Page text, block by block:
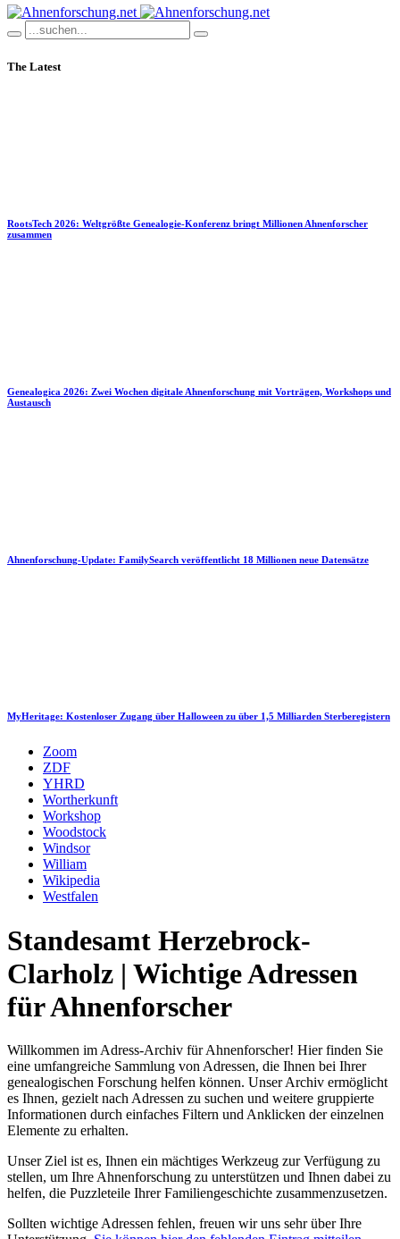
The Latest
RootsTech 2026: Weltgrößte Genealogie-Konferenz bringt Millionen Ahnenforscher
zusammen
Genealogica 2026: Zwei Wochen digitale Ahnenforschung mit Vorträgen, Workshops und
Austausch
Ahnenforschung-Update: FamilySearch veröffentlicht 18 Millionen neue Datensätze
MyHeritage: Kostenloser Zugang über Halloween zu über 1,5 Milliarden Sterberegistern
Zoom
ZDF
YHRD
Wortherkunft
Workshop
Woodstock
Windsor
William
Wikipedia
Westfalen
Standesamt Herzebrock-
Clarholz | Wichtige Adressen
für Ahnenforscher
Willkommen im Adress-Archiv für Ahnenforscher! Hier finden Sie
eine umfangreiche Sammlung von Adressen, die Ihnen bei Ihrer
genealogischen Forschung helfen können. Unser Archiv ermöglicht
es Ihnen, gezielt nach Adressen zu suchen und weitere gruppierte
Informationen durch einfaches Filtern und Anklicken der einzelnen
Elemente zu erhalten.
Unser Ziel ist es, Ihnen ein mächtiges Werkzeug zur Verfügung zu
stellen, um Ihre Ahnenforschung zu unterstützen und Ihnen dabei zu
helfen, die Puzzleteile Ihrer Familiengeschichte zusammenzusetzen.
Sollten wichtige Adressen fehlen, freuen wir uns sehr über Ihre